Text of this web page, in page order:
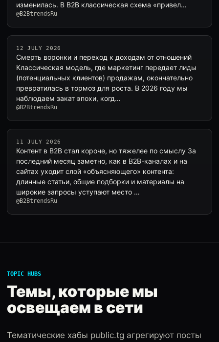
изменилась. В B2B классическая схема «привел…
@B2BtrendsRu
12 JULY 2026
Смерть воронки и переход к доходам от отношений
Классическая модель, где маркетинг передает лиды
(потенциальных клиентов) продажам, окончательно
превратилась в тормоз для роста. В 2026 году мы
наблюдаем закат эпохи, когд…
@B2BtrendsRu
11 JULY 2026
Контент в B2B стал короче, но тяжелее по смыслу За
последний месяц заметно, как в B2B-каналах и на
сайтах уходит слой «объясняющего» контента:
длинные статьи, общие подборки и материалы на
широкие запросы уступают место …
@B2BtrendsRu
TOPIC HUBS
Темы, которые мы
освещаем в сети
Тематические хабы public.tg агрегируют посты